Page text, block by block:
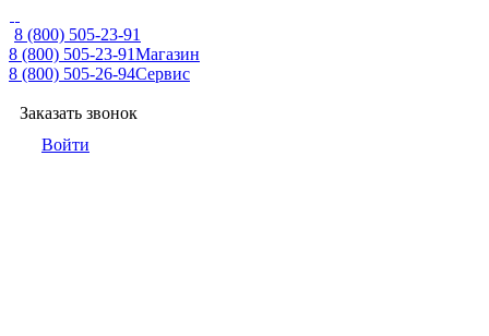
8 (800) 505-23-91
8 (800) 505-23-91Магазин
8 (800) 505-26-94Сервис
Заказать звонок
Войти